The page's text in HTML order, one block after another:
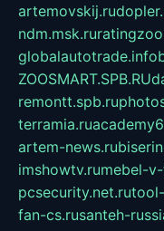
artemovskij.ru
ndm.msk.ru
globalautotrade.info
ZOOSMART.SPB.RU
remontt.spb.ru
terramia.ru
artem-news.ru
imshowtv.rumebel-
pcsecurity.net.ru
fan-cs.rusanteh-